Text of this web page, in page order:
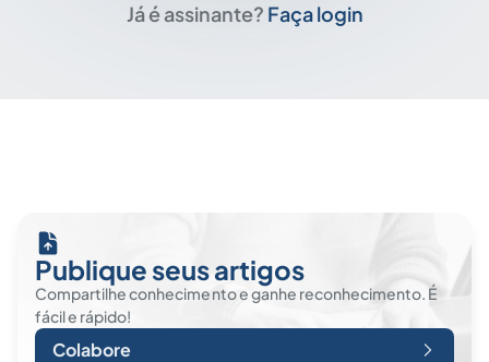
Já é assinante? Faça login
Publique seus artigos
Compartilhe conhecimento e ganhe reconhecimento. É
fácil e rápido!
Colabore